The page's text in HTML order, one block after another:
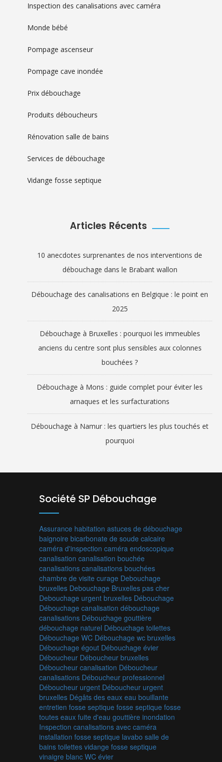
Inspection des canalisations avec caméra
Monde bébé
Pompage ascenseur
Pompage cave inondée
Prix débouchage
Produits déboucheurs
Rénovation salle de bains
Services de débouchage
Vidange fosse septique
Articles Récents
10 anecdotes surprenantes de nos interventions de
débouchage dans le Brabant wallon
Débouchage des canalisations en Belgique : le point en
2025
Débouchage à Bruxelles : pourquoi les immeubles
anciens du centre sont plus sensibles aux colonnes
bouchées ?
Débouchage à Mons : guide complet pour éviter les
arnaques et les surfacturations
Débouchage à Namur : les quartiers les plus touchés et
pourquoi
Société SP Débouchage
Assurance habitation astuces de débouchage
baignoire bicarbonate de soude calcaire
caméra d'inspection caméra endoscopique
canalisation canalisation bouchée
canalisations canalisations bouchées
chambre de visite curage Debouchage
bruxelles Debouchage Bruxelles pas cher
Debouchage urgent bruxelles Débouchage
Débouchage canalisation débouchage
canalisations Débouchage gouttière
débouchage naturel Débouchage toilettes
Débouchage WC Débouchage wc bruxelles
Débouchage égout Débouchage évier
Déboucheur Déboucheur bruxelles
Déboucheur canalisation Déboucheur
canalisations Déboucheur professionnel
Déboucheur urgent Déboucheur urgent
bruxelles Dégâts des eaux eau bouillante
entretien fosse septique fosse septique fosse
toutes eaux fuite d'eau gouttière inondation
Inspection canalisations avec caméra
installation fosse septique lavabo salle de
bains toilettes vidange fosse septique
vinaigre blanc WC évier